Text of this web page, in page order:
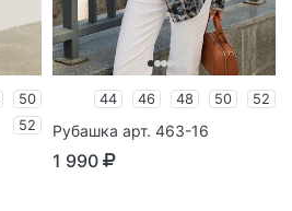
50
52
44 46 48 50 52
Рубашка арт. 463-16
1 990